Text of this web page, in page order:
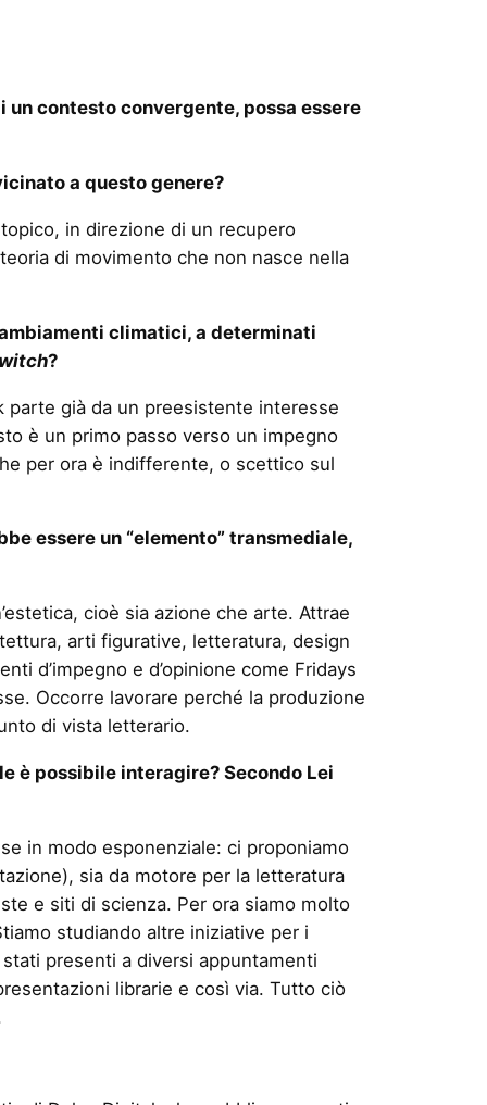
un contesto convergente, possa essere
a questo genere?
in direzione di un recupero
di movimento che non nasce nella
climatici, a determinati
?
parte già da un preesistente interesse
è un primo passo verso un impegno
per ora è indifferente, o scettico sul
essere un “elemento” transmediale,
cioè sia azione che arte. Attrae
arti figurative, letteratura, design
d’impegno e d’opinione come Fridays
Occorre lavorare perché la produzione
di vista letterario.
è possibile interagire? Secondo Lei
in modo esponenziale: ci proponiamo
sia da motore per la letteratura
e siti di scienza. Per ora siamo molto
studiando altre iniziative per i
presenti a diversi appuntamenti
librarie e così via. Tutto ciò